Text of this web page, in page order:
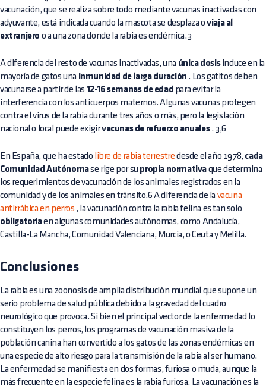
vacunación, que se realiza sobre todo mediante vacunas inactivadas con
adyuvante, está indicada cuando la mascota se desplaza oviaja al
extranjero o a una zona donde la rabia es endémica.3
A diferencia del resto de vacunas inactivadas, una única dosisinduce en la
mayoría de gatos una inmunidad de larga duración . Los gatitos deben
vacunarse a partir de las 12-16 semanas de edad para evitar la
interferencia con los anticuerpos maternos. Algunas vacunas protegen
contra el virus de la rabia durante tres años o más, pero la legislación
nacional o local puede exigirvacunas de refuerzo anuales. 3,6
En España, que ha estado libre de rabia terrestre desde el año 1978, cada
Comunidad Autónomase rige por su propia normativa que determina
los requerimientos de vacunación de los animales registrados en la
comunidad y de los animales en tránsito.6 A diferencia de la vacuna
antirrábica en perros , la vacunación contra la rabia felina es tan solo
obligatoriaen algunas comunidades autónomas, como Andalucía,
Castilla-La Mancha, Comunidad Valenciana, Murcia, o Ceuta y Melilla.
Conclusiones
La rabia es una zoonosis de amplia distribución mundial que supone un
serio problema de salud pública debido a la gravedad del cuadro
neurológico que provoca. Si bien el principal vector de la enfermedad lo
constituyen los perros, los programas de vacunación masiva de la
población canina han convertido a los gatos de las zonas endémicas en
una especie de alto riesgo para la transmisión de la rabia al ser humano.
La enfermedad se manifiesta en dos formas, furiosa o muda, aunque la
más frecuente en la especie felina es la rabia furiosa. La vacunación es la